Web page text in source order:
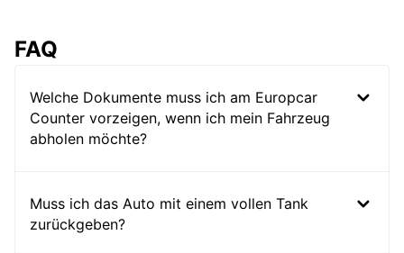
FAQ
Welche Dokumente muss ich am Europcar
Counter vorzeigen, wenn ich mein Fahrzeug
abholen möchte?
Muss ich das Auto mit einem vollen Tank
zurückgeben?